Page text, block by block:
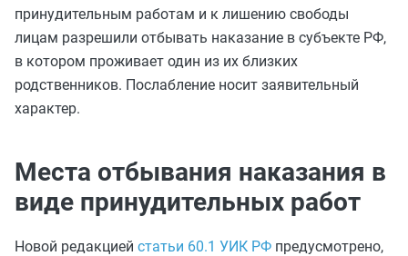
принудительным работам и к лишению свободы
лицам разрешили отбывать наказание в субъекте РФ,
в котором проживает один из их близких
родственников. Послабление носит заявительный
характер.
Места отбывания наказания в
виде принудительных работ
Новой редакцией статьи 60.1 УИК РФ предусмотрено,